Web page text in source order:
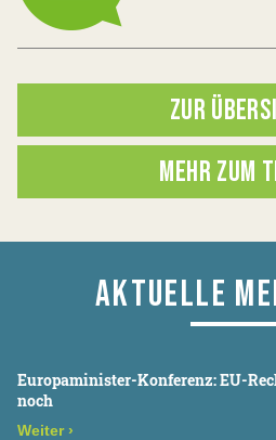
ZUR
MEHR ZUM
AKTUELLE
Europaminister-Konferenz: EU-
noch
Weiter ›